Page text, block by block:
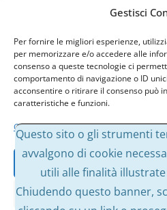
Gestisci
Per fornire le migliori esperienze,
per memorizzare e/o accedere alle
consenso a queste tecnologie ci
comportamento di navigazione o ID
acconsentire o ritirare il consenso può
caratteristiche e funzioni.
Gestisci servizi
Nega
Uncategorized
Archivi
A
h
Questo sito o gli strumenti
avvalgono di cookie
utili alle finalità
Chiudendo questo banner,